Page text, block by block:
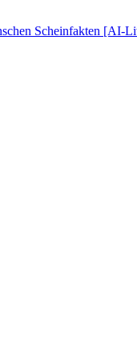
Scheinfakten [AI-